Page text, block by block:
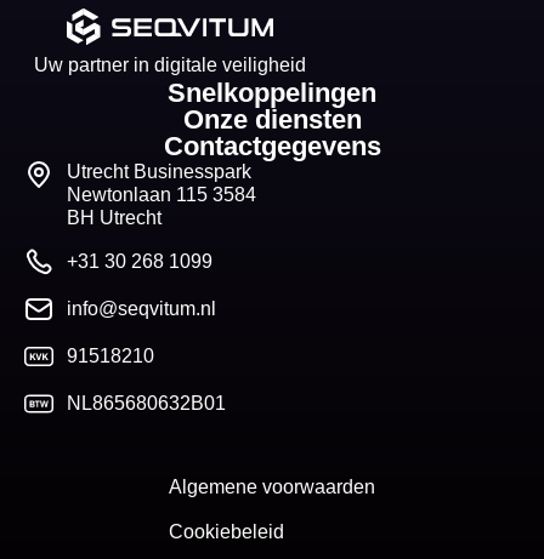
Uw partner in digitale veiligheid
Snelkoppelingen
Onze diensten
Contactgegevens
Utrecht Businesspark
Newtonlaan 115 3584
BH Utrecht
+31 30 268 1099
info@seqvitum.nl
91518210
NL865680632B01
Algemene voorwaarden
Cookiebeleid